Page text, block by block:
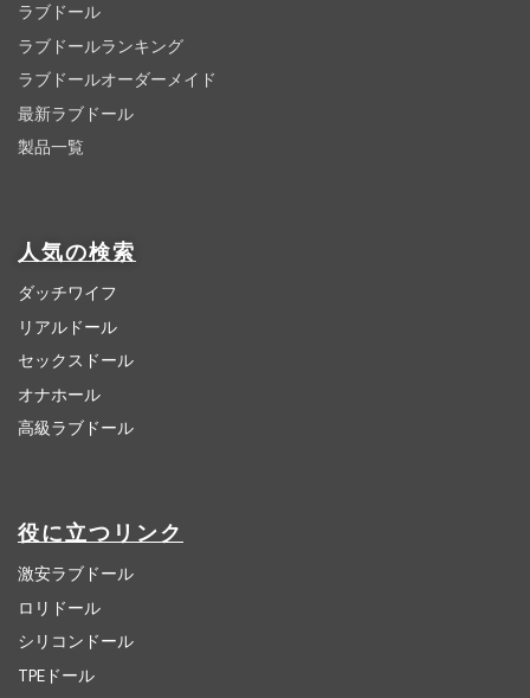
ラブドール
ラブドールランキング
ラブドールオーダーメイド
最新ラブドール
製品一覧
人気の検索
ダッチワイフ
リアルドール
セックスドール
オナホール
高級ラブドール
役に立つリンク
激安ラブドール
ロリドール
シリコンドール
TPEドール